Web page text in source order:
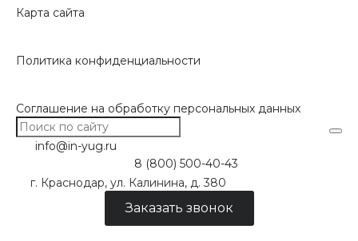
Карта сайта
Политика конфиденциальности
Соглашение на обработку персональных данных
info@in-yug.ru
8 (800) 500-40-43
г. Краснодар, ул. Калинина, д. 380
Заказать звонок